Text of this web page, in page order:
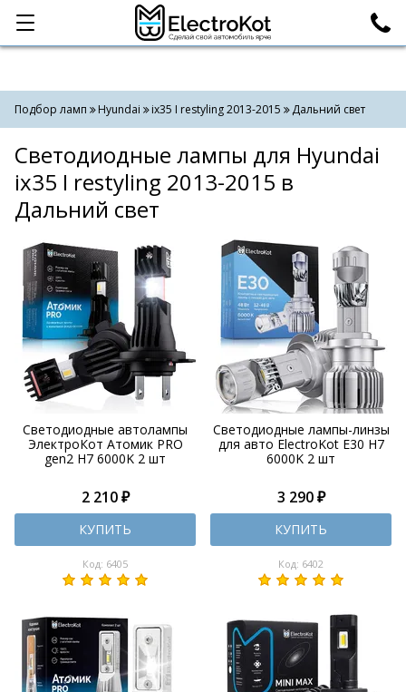
Категории Поиск
Подбор ламп Hyundai ix35 I restyling 2013-2015 Дальний свет
Светодиодные лампы для Hyundai
ix35 I restyling 2013-2015 в
Дальний свет
Светодиодные автолампы
ЭлектроКот Атомик PRO
gen2 H7 6000K 2 шт
2 210 ₽
КУПИТЬ
Код: 6405
Светодиодные лампы-линзы
для авто ElectroKot E30 H7
6000K 2 шт
3 290 ₽
КУПИТЬ
Код: 6402